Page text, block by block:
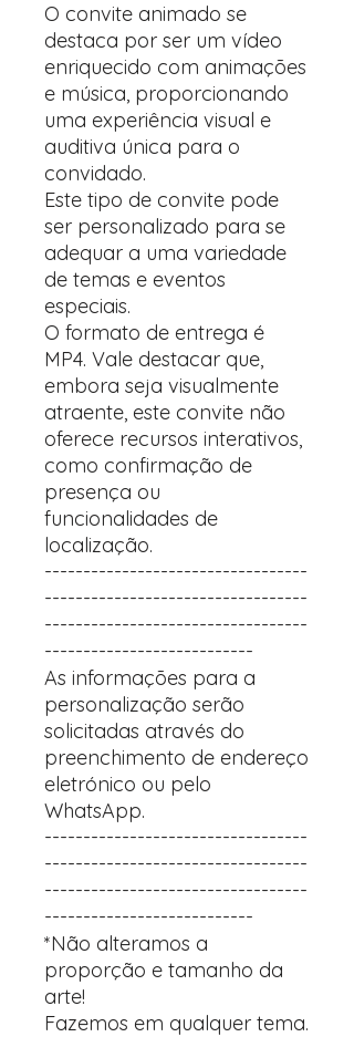
O convite animado se
destaca por ser um vídeo
enriquecido com animações
e música, proporcionando
uma experiência visual e
auditiva única para o
convidado.
Este tipo de convite pode
ser personalizado para se
adequar a uma variedade
de temas e eventos
especiais.
O formato de entrega é
MP4. Vale destacar que,
embora seja visualmente
atraente, este convite não
oferece recursos interativos,
como confirmação de
presença ou
funcionalidades de
localização.
----------------------------------
----------------------------------
----------------------------------
---------------------------
As informações para a
personalização serão
solicitadas através do
preenchimento de endereço
eletrónico ou pelo
WhatsApp.
----------------------------------
----------------------------------
----------------------------------
---------------------------
*Não alteramos a
proporção e tamanho da
arte!
Fazemos em qualquer tema.